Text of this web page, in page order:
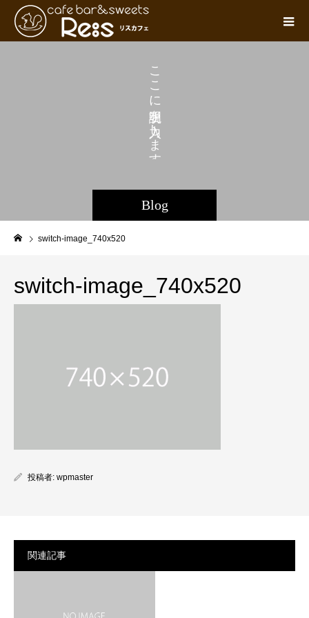
Blog
こ
に
を
し
ま
す
。
switch-image_740x520
switch-image_740x520
投稿者: wpmaster
関連記事